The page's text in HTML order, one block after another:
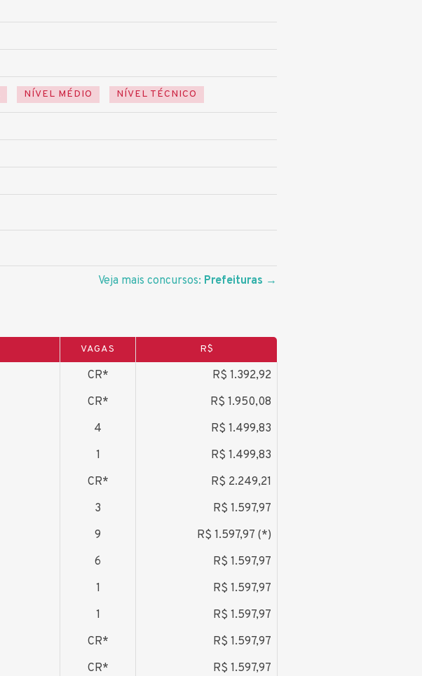
NÍVEL MÉDIO NÍVEL TÉCNICO
Veja mais concursos: Prefeituras →
VAGAS R$
CR*
R$ 1.392,92
CR*
R$ 1.950,08
4
R$ 1.499,83
1
R$ 1.499,83
CR*
R$ 2.249,21
3
R$ 1.597,97
9
R$ 1.597,97 (*)
6
R$ 1.597,97
1
R$ 1.597,97
1
R$ 1.597,97
CR*
R$ 1.597,97
CR*
R$ 1.597,97